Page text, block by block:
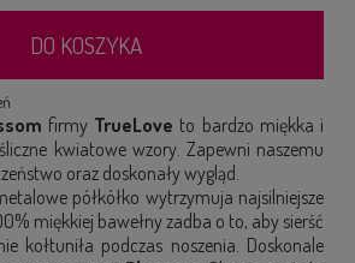
DO KOSZYKA
firmy TrueLove to bardzo miękka i
kwiatowe wzory. Zapewni naszemu
oraz doskonały wygląd.
półkółko wytrzymuja najsilniejsze
miękkiej bawełny zadba o to, aby sierść
kołtuniła podczas noszenia. Doskonale